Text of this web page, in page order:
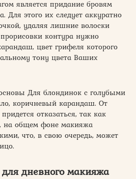
является придание бровям
Для этого их следует аккуратно
удаляя лишние волоски
контура нужно
цвет грифеля которого
тону цвета Ваших
Для блондинок с голубыми
коричневый карандаш. От
отказаться, так как
на общем фоне макияжа
что, в свою очередь, может
дневного макияжа